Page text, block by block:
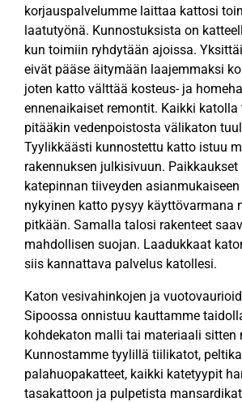
korjauspalvelumme laittaa kattosi
laatutyönä. Kunnostuksista on
kun toimiin ryhdytään ajoissa.
eivät pääse äitymään laajemmaksi
joten katto välttää kosteus- ja
ennenaikaiset remontit. Kaikki
pitääkin vedenpoistosta välikaton
Tyylikkäästi kunnostettu katto istuu
rakennuksen julkisivuun.
katepinnan tiiveyden
nykyinen katto pysyy käyttövarmana
pitkään. Samalla talosi rakenteet
mahdollisen suojan. Laadukkaat
siis kannattava palvelus katollesi.
Katon vesivahinkojen ja
Sipoossa onnistuu kauttamme
kohdekaton malli tai materiaali sitten
Kunnostamme tyylillä tiilikatot,
palahuopakatteet, kaikki katetyypit
tasakattoon ja pulpetista